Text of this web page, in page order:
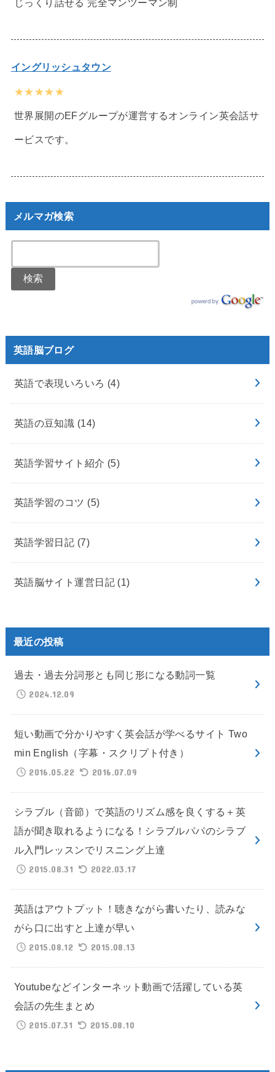
じっくり話せる 完全マンツーマン制
イングリッシュタウン
★★★★★
世界展開のEFグループが運営するオンライン英会話サ
ービスです。
メルマガ検索
英語脳ブログ
英語で表現いろいろ (4)
英語の豆知識 (14)
英語学習サイト紹介 (5)
英語学習のコツ (5)
英語学習日記 (7)
英語脳サイト運営日記 (1)
最近の投稿
過去・過去分詞形とも同じ形になる動詞一覧
2024.12.09
短い動画で分かりやすく英会話が学べるサイト Two
min English（字幕・スクリプト付き）
2016.05.22
2016.07.09
シラブル（音節）で英語のリズム感を良くする＋英
語が聞き取れるようになる！シラブルパパのシラブ
ル入門レッスンでリスニング上達
2015.08.31
2022.03.17
英語はアウトプット！聴きながら書いたり、読みな
がら口に出すと上達が早い
2015.08.12
2015.08.13
Youtubeなどインターネット動画で活躍している英
会話の先生まとめ
2015.07.31
2015.08.10